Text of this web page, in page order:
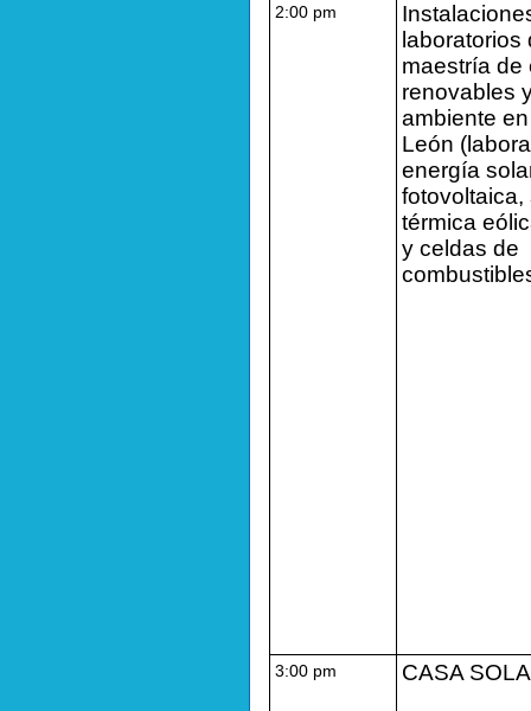
2:00 pm
laboratorios
maestría de
renovables
ambiente
León
energía
fotovoltaica,
térmica
y celdas de
3:00 pm CASA